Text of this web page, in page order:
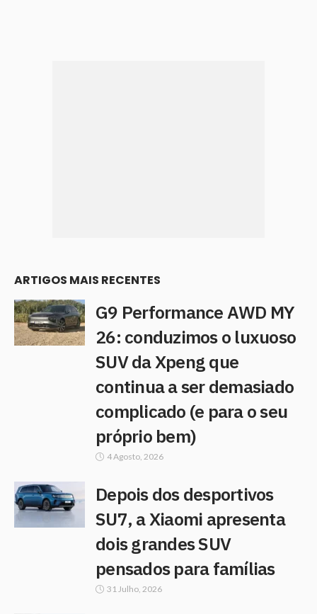
ARTIGOS MAIS RECENTES
G9 Performance AWD MY
26: conduzimos o luxuoso
SUV da Xpeng que
continua a ser demasiado
complicado (e para o seu
próprio bem)
4 Agosto, 2026
Depois dos desportivos
SU7, a Xiaomi apresenta
dois grandes SUV
pensados para famílias
31 Julho, 2026